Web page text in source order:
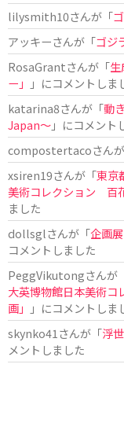
lilysmith10さんが「
アッキーさんが「ゴジ
RosaGrantさんが「
ー」
」にコメントしま
katarina8さんが「動
Japan〜」にコメント
compostertacoさん
xsiren19さんが「東京
美術コレクション 百
ました
dollsglさんが「企画
コメントしました
PeggVikutongさんが
大英博物館日本美術
画」
」にコメントしま
skynko41 さんが「浮
メントしました